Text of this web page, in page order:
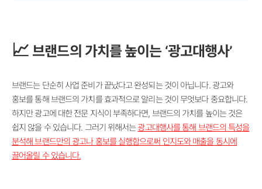
📈 브랜드의 가치를 높이는 ‘광고대행사’
브랜드는 단순히 사업 준비가 끝났다고 완성되는 것이 아닙니다. 광고와
홍보를 통해 브랜드의 가치를 효과적으로 알리는 것이 무엇보다 중요합니다.
하지만 광고에 대한 전문 지식이 부족하다면, 브랜드의 가치를 높이는 것은
쉽지 않을 수 있습니다. 그러기 위해서는광고대행사를 통해 브랜드의 특성을
분석해 브랜드만의 광고나 홍보를 실행함으로써 인지도와 매출을 동시에
끌어올릴 수 있습니다.